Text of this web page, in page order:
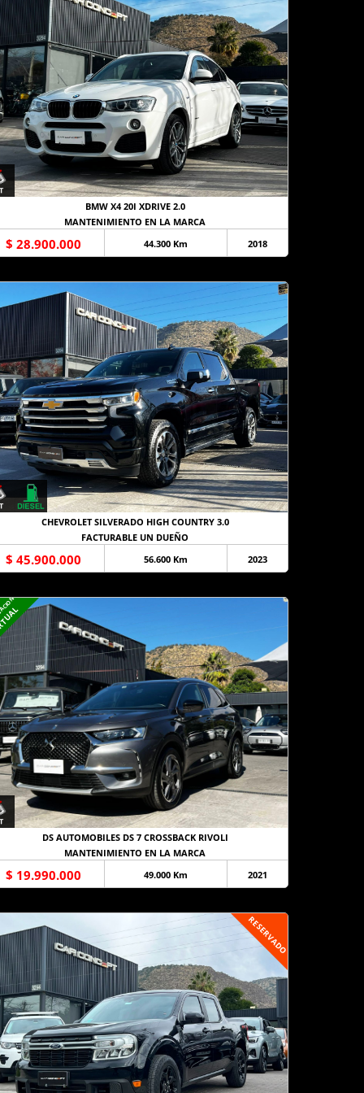
BMW X4 20I XDRIVE 2.0
MANTENIMIENTO EN LA MARCA
$ 28.900.000 44.300 Km 2018
CHEVROLET SILVERADO HIGH COUNTRY 3.0
FACTURABLE UN DUEÑO
$ 45.900.000 56.600 Km 2023
DS AUTOMOBILES DS 7 CROSSBACK RIVOLI
MANTENIMIENTO EN LA MARCA
$ 19.990.000 49.000 Km 2021
RESERVADO